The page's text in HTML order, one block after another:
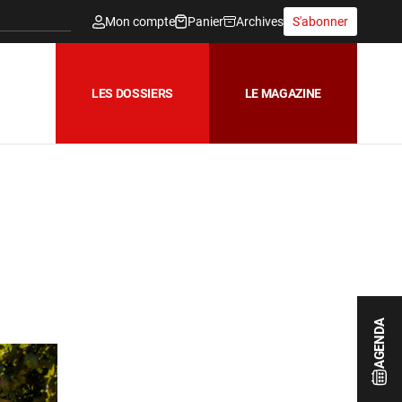
AGENDA
Mon compte Panier Archives S'abonner
LES DOSSIERS LE MAGAZINE